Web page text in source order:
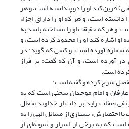
قرین کند او را دو پنداشته است، و هر
دانسته است، و هر که او را داراى اجزاء
و هر که حقیقت او را نشناخته باشد به
او اشاره کند او را محدود کرده است، و
شماره آورده است، و کسى که گوید: در
آورده است، و آن که گفت: بر فراز
است.
شرح کرده و گفته است:
عارفان و امام موحدان سخنی است که به
نفی صفات زاید بر ذات از خداوند متعال
اختصارش، بسیاری از مسائل الهی را به
که به برخی از اسرار و نمونه‌ای از